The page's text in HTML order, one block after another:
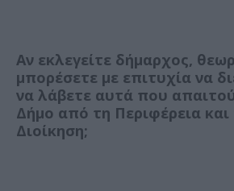
Αν εκλεγείτε δήμαρχος,
μπορέσετε με επιτυχία να
να λάβετε αυτά που
Δήμο από τη Περιφέρεια και
Διοίκηση;